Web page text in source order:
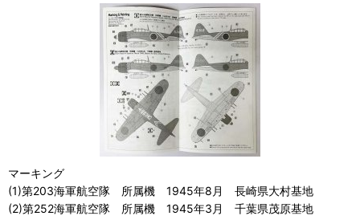
マーキング
(1)第203海軍航空隊 所属機 1945年8月 長崎県大村基地
(2)第252海軍航空隊 所属機 1945年3月 千葉県茂原基地